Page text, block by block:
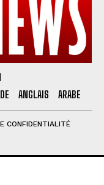
ANGLAIS ARABE
CONFIDENTIALITÉ